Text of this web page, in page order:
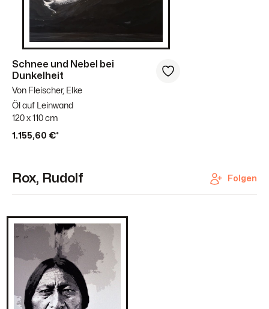
Schnee und Nebel bei
Dunkelheit
Von Fleischer, Elke
Öl auf Leinwand
120 x 110 cm
1.155,60 €*
Rox, Rudolf Folgen